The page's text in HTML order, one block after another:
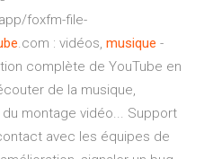
foxfm-file-
.com : vidéos, musique -
complète de YouTube en
de la musique,
montage vidéo... Support
avec les équipes de